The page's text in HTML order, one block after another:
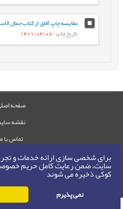
برای شخصی سازی ارائه خدمات و
سایت، ضمن رعایت کامل حریم
کوکی ذخیره می شوند
نمی پذیرم
تاریخ چاپ: 1401/03/08
صفحه
نقشه
تماس با ما
حقوق این وب‌سایت
حق